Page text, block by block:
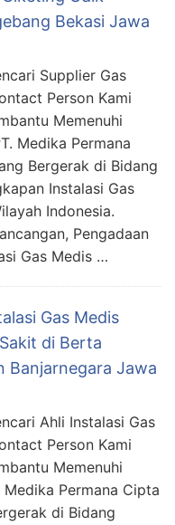
Bekasi Jawa
Supplier Gas
Person Kami
Memenuhi
Medika Permana
Bergerak di Bidang
Instalasi Gas
Indonesia.
Pengadaan
Gas Medis …
Gas Medis
di Berta
Banjarnegara Jawa
Ahli Instalasi Gas
Person Kami
Memenuhi
Medika Permana Cipta
di Bidang